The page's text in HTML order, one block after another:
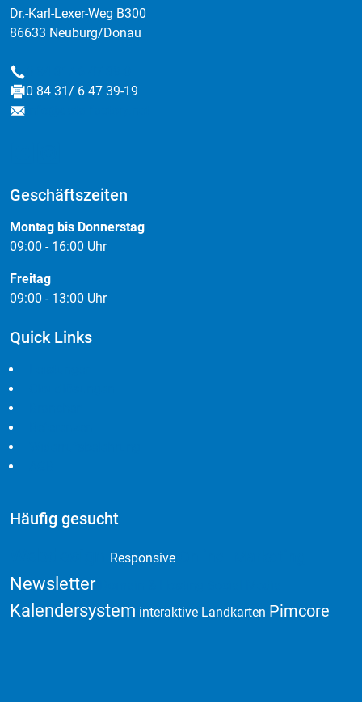
Dr.-Karl-Lexer-Weg B300
86633 Neuburg/Donau
Telefon
Fax
0 84 31/ 6 47 39-19
E-Mail
Geschäftszeiten
Montag bis Donnerstag
09:00 - 16:00 Uhr
Freitag
09:00 - 13:00 Uhr
Quick Links
Häufig gesucht
Responsive
Newsletter
Kalendersystem interaktive Landkarten Pimcore